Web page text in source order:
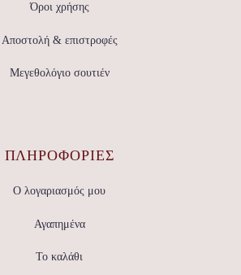
Όροι χρήσης
Αποστολή & επιστροφές
Μεγεθολόγιο σουτιέν
ΠΛΗΡΟΦΟΡΙΕΣ
Ο λογαριασμός μου
Αγαπημένα
Το καλάθι